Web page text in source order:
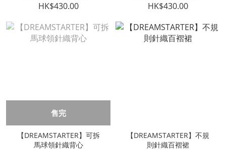
HK$430.00 HK$430.00
售完
【DREAMSTARTER】可拆
馬球領針織背心
【DREAMSTARTER】不規
則針織百褶裙